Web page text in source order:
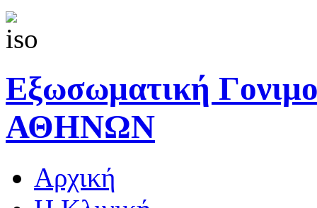
Εξωσωματική
ΑΘΗΝΩΝ
Αρχική